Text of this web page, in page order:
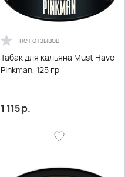
нет отзывов
Табак для кальяна Must Have
Pinkman, 125 гр
1 115р.